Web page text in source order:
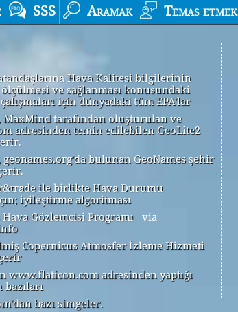
SSS Aramak Temas etmek
Hava Kalitesi bilgilerinin
ve sağlanması konusundaki
için dünyadaki tüm EPA'lar
tarafından oluşturulan ve
adresinden temin edilebilen GeoLite2
bulunan GeoNames şehir
ile birlikte Hava Durumu
iyileştirme algoritması
Hava Gözlemcisi Programı via
Copernicus Atmosfer İzleme Hizmeti
www.flaticon.com adresinden yaptığı
bazı simgeler.